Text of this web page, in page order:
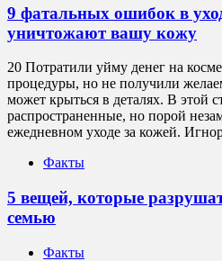
9 фатальных ошибок в
уничтожают вашу кожу
20 Потратили уйму денег на
процедуры, но не получили
может крыться в деталях. В этой
распространенные, но порой
ежедневном уходе за кожей.
Факты
5 вещей, которые
семью
Факты